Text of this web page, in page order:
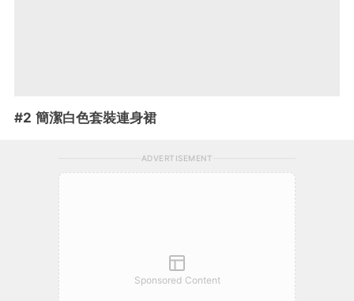
#2 簡潔白色套裝連身裙
ADVERTISEMENT
Sponsored Content